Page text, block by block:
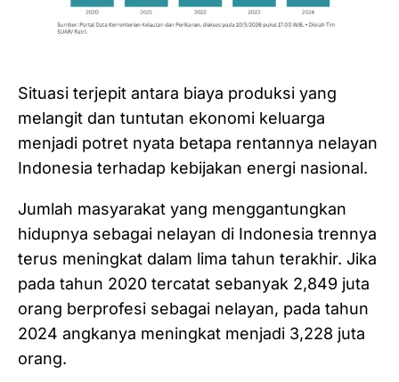
Situasi terjepit antara biaya produksi yang
melangit dan tuntutan ekonomi keluarga
menjadi potret nyata betapa rentannya nelayan
Indonesia terhadap kebijakan energi nasional.
Jumlah masyarakat yang menggantungkan
hidupnya sebagai nelayan di Indonesia trennya
terus meningkat dalam lima tahun terakhir. Jika
pada tahun 2020 tercatat sebanyak 2,849 juta
orang berprofesi sebagai nelayan, pada tahun
2024 angkanya meningkat menjadi 3,228 juta
orang.